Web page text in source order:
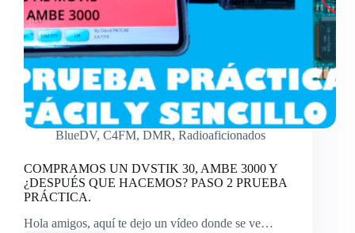
BlueDV, C4FM, DMR, Radioaficionados
COMPRAMOS UN DVSTIK 30, AMBE 3000 Y
¿DESPUÉS QUE HACEMOS? PASO 2 PRUEBA
PRÁCTICA.
Hola amigos, aquí te dejo un vídeo donde se ve…